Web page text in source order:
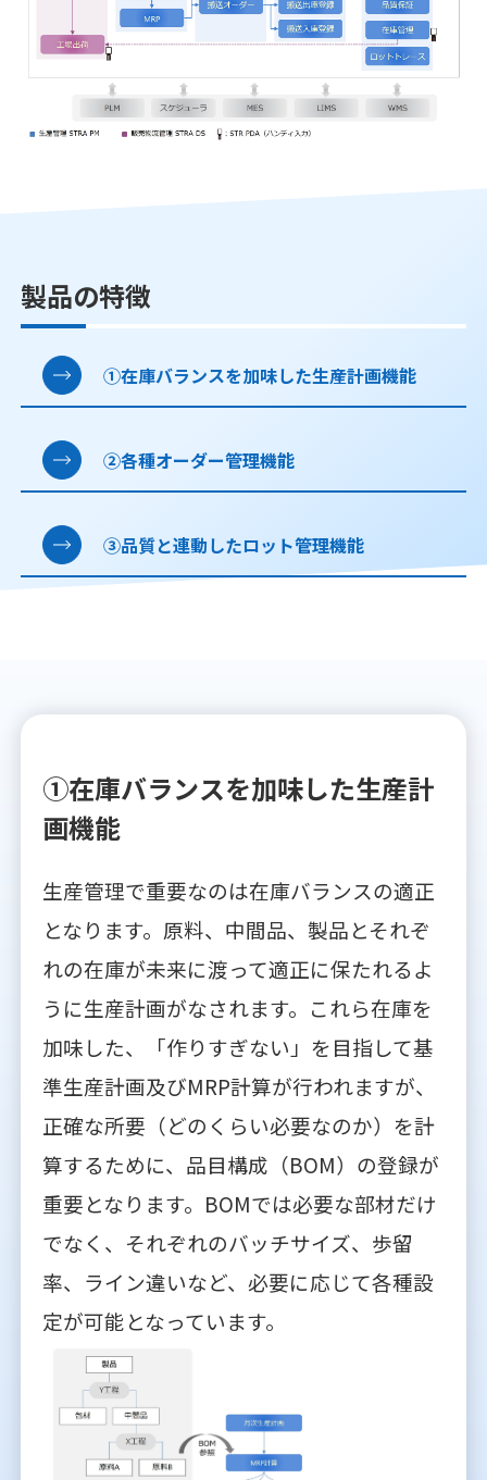
製品の特徴
①在庫バランスを加味した生産計画機能
②各種オーダー管理機能
③品質と連動したロット管理機能
①在庫バランスを加味した生産計
画機能
生産管理で重要なのは在庫バランスの適正
となります。原料、中間品、製品とそれぞ
れの在庫が未来に渡って適正に保たれるよ
うに生産計画がなされます。これら在庫を
加味した、「作りすぎない」を目指して基
準生産計画及びMRP計算が行われますが、
正確な所要（どのくらい必要なのか）を計
算するために、品目構成（BOM）の登録が
重要となります。BOMでは必要な部材だけ
でなく、それぞれのバッチサイズ、歩留
率、ライン違いなど、必要に応じて各種設
定が可能となっています。